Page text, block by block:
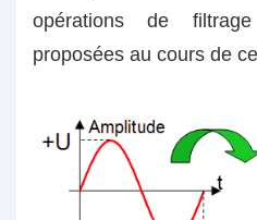
opérations de
proposées au cours de